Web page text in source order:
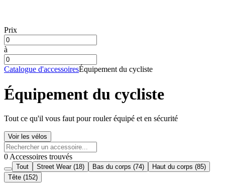
Prix
à
Catalogue d'accessoiresÉquipement du cycliste
Équipement du cycliste
Tout ce qu'il vous faut pour rouler équipé et en sécurité
Voir les vélos
0 Accessoires trouvés
Tout Street Wear (18) Bas du corps (74) Haut du corps (85)
Tête (152)